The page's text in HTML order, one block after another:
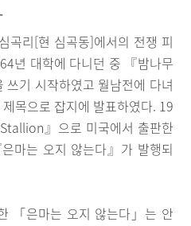
곡리[현 심곡동]에서의 전쟁 피
년 대학에 다니던 중 『밤나무
기 시작하였고 월남전에 다녀
목으로 잡지에 발표하였다. 19
』으로 미국에서 출판한
마는 오지 않는다』가 발행되
「은마는 오지 않는다」는 안